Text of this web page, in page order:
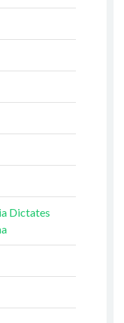
Dictates